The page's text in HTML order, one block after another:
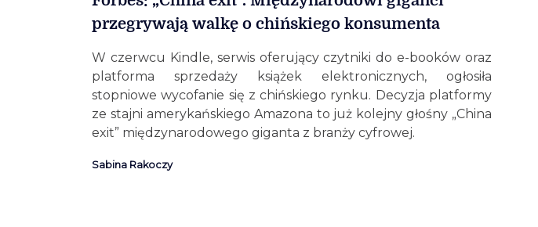
przegrywają walkę o chińskiego konsumenta
W czerwcu Kindle, serwis oferujący czytniki do e-booków oraz
platforma sprzedaży książek elektronicznych, ogłosiła
stopniowe wycofanie się z chińskiego rynku. Decyzja platformy
ze stajni amerykańskiego Amazona to już kolejny głośny „China
exit” międzynarodowego giganta z branży cyfrowej.
Sabina Rakoczy